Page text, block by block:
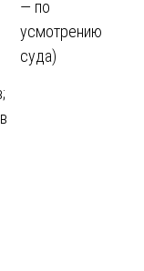
— по
усмотрению
суда)